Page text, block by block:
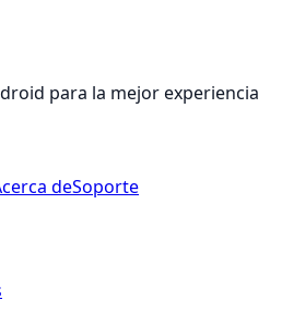
para la mejor experiencia
deSoporte